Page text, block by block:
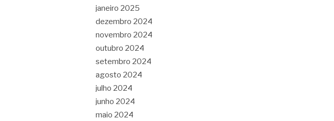
janeiro 2025
dezembro 2024
novembro 2024
outubro 2024
setembro 2024
agosto 2024
julho 2024
junho 2024
maio 2024